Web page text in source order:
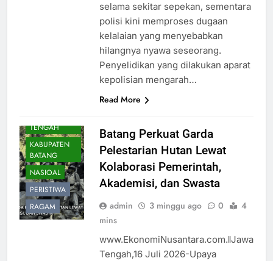
selama sekitar sepekan, sementara
polisi kini memproses dugaan
kelalaian yang menyebabkan
hilangnya nyawa seseorang.
Penyelidikan yang dilakukan aparat
kepolisian mengarah…
Read More
TENGAH
KABUPATEN
BATANG
NASIOAL
PERISTIWA
RAGAM
Batang Perkuat Garda
Pelestarian Hutan Lewat
Kolaborasi Pemerintah,
Akademisi, dan Swasta
admin 3 minggu ago 0
4
mins
www.EkonomiNusantara.com.ǁJawa
Tengah,16 Juli 2026-Upaya